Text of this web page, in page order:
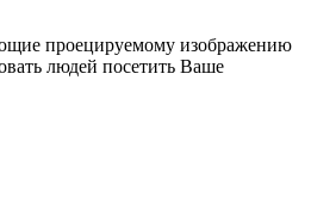
проецируемому изображению
людей посетить Ваше